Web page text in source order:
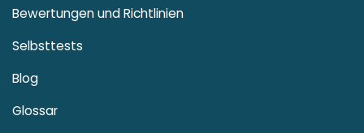
Bewertungen und Richtlinien
Selbsttests
Blog
Glossar